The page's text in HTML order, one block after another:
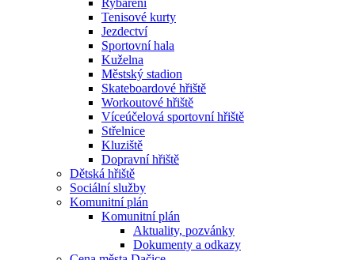
Rybaření
Tenisové kurty
Jezdectví
Sportovní hala
Kuželna
Městský stadion
Skateboardové hřiště
Workoutové hřiště
Víceúčelová sportovní hřiště
Střelnice
Kluziště
Dopravní hřiště
Dětská hřiště
Sociální služby
Komunitní plán
Komunitní plán
Aktuality, pozvánky
Dokumenty a odkazy